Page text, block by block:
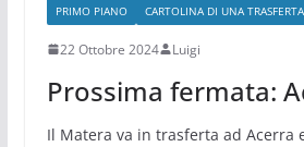
PRIMO PIANO CARTOLINA DI UNA TRASFERTA
22 Ottobre 2024 Luigi
Prossima fermata:
Il Matera va in trasferta ad Acerra